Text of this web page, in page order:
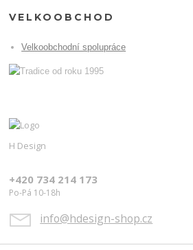
VELKOOBCHOD
Velkoobchodní spolupráce
H Design
+420 734 214 173
Po-Pá 10-18h
info@hdesign-shop.cz